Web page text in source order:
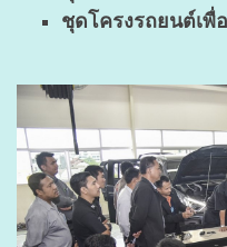
ชุดโครงรถยนต์เพื่